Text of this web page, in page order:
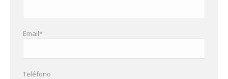
Email*
Teléfono